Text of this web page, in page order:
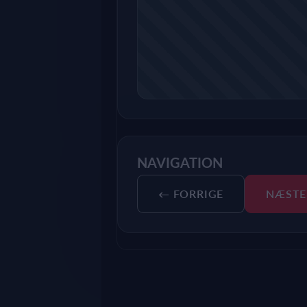
NAVIGATION
← FORRIGE